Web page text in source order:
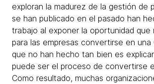
exploran la madurez de la gestión de
se han publicado en el pasado han
trabajo al exponer la oportunidad que
para las empresas convertirse en una
que no han hecho tan bien es
puede ser el proceso de convertirse
Como resultado, muchas